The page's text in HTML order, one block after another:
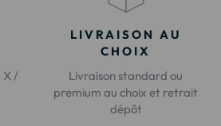
X /
LIVRAISON AU
CHOIX
Livraison standard ou
premium au choix et retrait
dépôt